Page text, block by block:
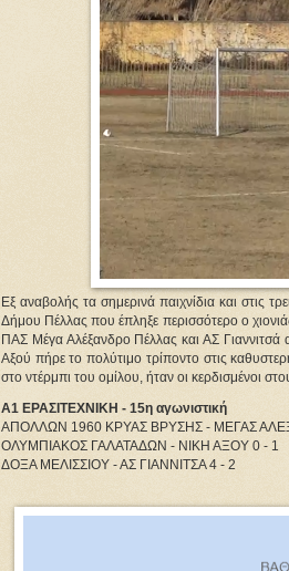
Εξ αναβολής τα σημερινά παιχνίδια και στις
Δήμου Πέλλας που έπληξε περισσότερο ο
ΠΑΣ Μέγα Αλέξανδρο Πέλλας και ΑΣ Γιαννιτσά
Αξού πήρε το πολύτιμο τρίποντο στις
στο ντέρμπι του ομίλου, ήταν οι κερδισμένοι
Α1 ΕΡΑΣΙΤΕΧΝΙΚΗ - 15η αγωνιστική
ΑΠΟΛΛΩΝ 1960 ΚΡΥΑΣ ΒΡΥΣΗΣ - ΜΕΓΑΣ
ΟΛΥΜΠΙΑΚΟΣ ΓΑΛΑΤΑΔΩΝ - ΝΙΚΗ ΑΞΟΥ 0 - 1
ΔΟΞΑ ΜΕΛΙΣΣΙΟΥ - ΑΣ ΓΙΑΝΝΙΤΣΑ 4 - 2